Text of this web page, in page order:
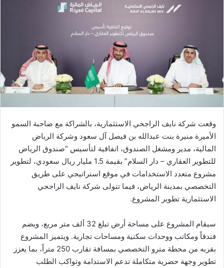
ب
ل
ك
و
ن
ي
وقعت شركة نايف الراجحي الاستثمارية، بالشراكة مع صاحبة السمو
الأميرة منيرة بنت عبدالله بن فيصل آل سعود وشركة الرياض
المالية، مدير ومشغل الصندوق، اتفاقية لتأسيس “صندوق الرياض
للتطوير العقاري – دار السلام” بقيمة 1.5 مليار ريال سعودي، لتطوير
مشروع متعدد الاستخدامات في موقع استراتيجي على طريق
التخصصي بمدينة الرياض، فيما تتولى شركة نايف الراجحي
الاستثمارية تطوير المشروع.
سيقام المشروع على مساحة أرض تبلغ 32 ألف متر مربع، ويضم
فندقاً ومكاتب ووحدات سكنية ومساحات تجارية. ويتميز المشروع
بقربه من محطة مترو التخصصي بمسافة تقارب 250 متراً، بما يعزز
تطوير وجهة حضرية متكاملة تدعم الاستدامة وتواكب الطلب